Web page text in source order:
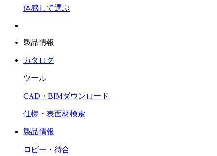
体感して選ぶ
製品情報
カタログ
ツール
CAD・BIMダウンロード
仕様・表面材検索
製品情報
ロビー・待合